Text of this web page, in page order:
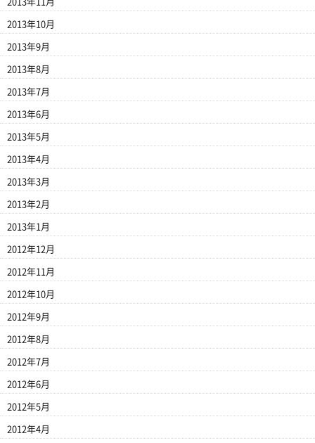
2013年11月
2013年10月
2013年9月
2013年8月
2013年7月
2013年6月
2013年5月
2013年4月
2013年3月
2013年2月
2013年1月
2012年12月
2012年11月
2012年10月
2012年9月
2012年8月
2012年7月
2012年6月
2012年5月
2012年4月